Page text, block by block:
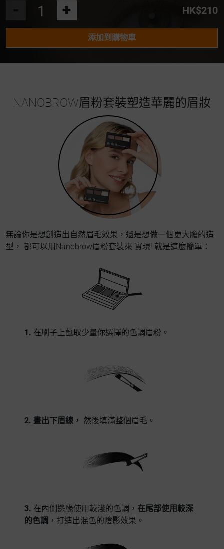
+ HK$210
添加到購物車
NANOBROW眉粉套裝塑造華麗的眉妝
無論你是想創造出自然眉毛效果，還是想做一個更大膽的造
型， 都可以用Nanobrow眉粉套裝來 實現! 就是這麼簡單：
1. 在刷子上蘸取少量你選擇的色調眉粉。
2. 畫出下眉線， 然後填滿整個眉毛。
3. 在內側邊緣使用較淺的色調， 在尾部使用較深
的色調 ，打造出混色的陰影效果。